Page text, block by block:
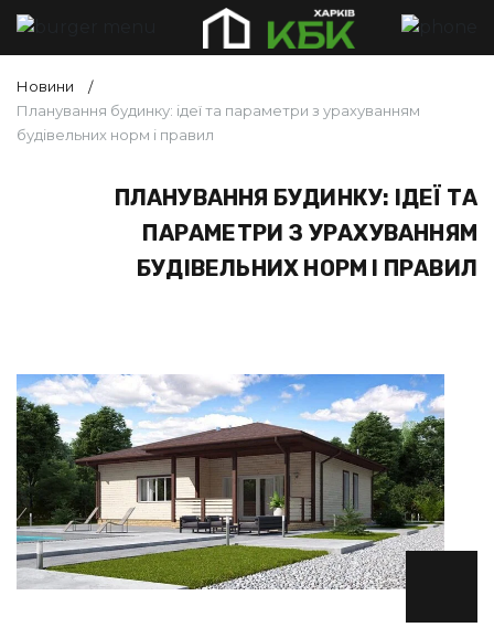
Новини
Планування будинку: ідеї та параметри з урахуванням
будівельних норм і правил
ПЛАНУВАННЯ БУДИНКУ: ІДЕЇ ТА
ПАРАМЕТРИ З УРАХУВАННЯМ
БУДІВЕЛЬНИХ НОРМ І ПРАВИЛ